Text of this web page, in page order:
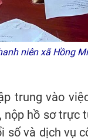
niên xã Hồng
trung vào
hồ sơ trực
số và dịch vụ